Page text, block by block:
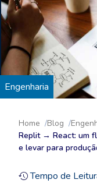
Engenharia
Home Blog
Replit → React: um
e levar para
Tempo de